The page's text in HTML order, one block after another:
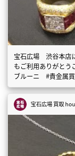
宝石広場 渋谷本店
もご利用ありがと
ブルーニ #貴金属
宝石広場 買取